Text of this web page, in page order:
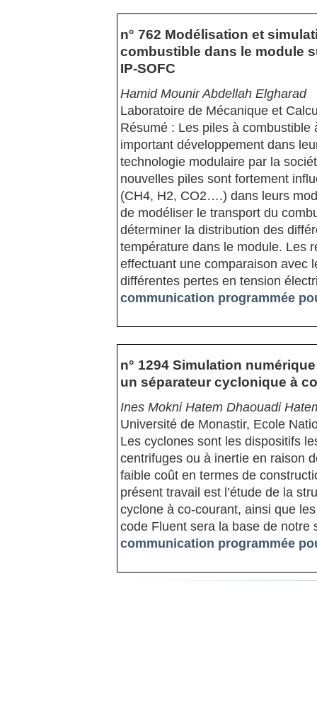
n° 762 Modélisation et
combustible dans le module
IP-SOFC
Hamid Mounir Abdellah Elgharad
Laboratoire de Mécanique et
Résumé : Les piles à
important développement dans
technologie modulaire par la
nouvelles piles sont fortement
(CH4, H2, CO2….) dans leurs
de modéliser le transport du
déterminer la distribution des
température dans le module. Les
effectuant une comparaison avec
différentes pertes en tension
communication programmée
n° 1294 Simulation
un séparateur cyclonique à
Ines Mokni Hatem Dhaouadi
Université de Monastir, Ecole
Les cyclones sont les dispositifs
centrifuges ou à inertie en raison
faible coût en termes de
présent travail est l’étude de la
cyclone à co-courant, ainsi que
code Fluent sera la base de notre
communication programmée